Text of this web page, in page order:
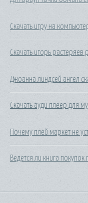
Скачать игру на
Скачать игорь растеряев
Джоанна линдсей ангел
Скачать ауди плеер для
Почему плей маркет не
Ведется ли книга покупок